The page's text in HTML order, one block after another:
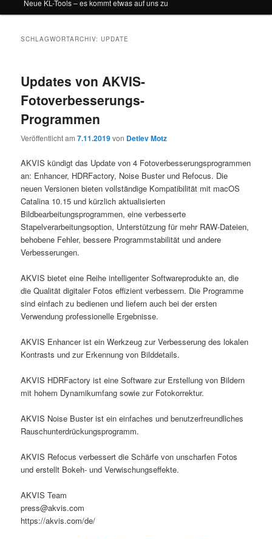
Neue KL-Tools – es kommt etwas auf uns zu
SCHLAGWORTARCHIV:UPDATE
Updates von AKVIS-
Fotoverbesserungs-
Programmen
Veröffentlicht am7.11.2019von Detlev Motz
AKVIS kündigt das Update von 4 Fotoverbesserungsprogrammen
an: Enhancer, HDRFactory, Noise Buster und Refocus. Die
neuen Versionen bieten vollständige Kompatibilität mit macOS
Catalina 10.15 und kürzlich aktualisierten
Bildbearbeitungsprogrammen, eine verbesserte
Stapelverarbeitungsoption, Unterstützung für mehr RAW-Dateien,
behobene Fehler, bessere Programmstabilität und andere
Verbesserungen.
AKVIS bietet eine Reihe intelligenter Softwareprodukte an, die
die Qualität digitaler Fotos effizient verbessern. Die Programme
sind einfach zu bedienen und liefern auch bei der ersten
Verwendung professionelle Ergebnisse.
AKVIS Enhancer ist ein Werkzeug zur Verbesserung des lokalen
Kontrasts und zur Erkennung von Bilddetails.
AKVIS HDRFactory ist eine Software zur Erstellung von Bildern
mit hohem Dynamikumfang sowie zur Fotokorrektur.
AKVIS Noise Buster ist ein einfaches und benutzerfreundliches
Rauschunterdrückungsprogramm.
AKVIS Refocus verbessert die Schärfe von unscharfen Fotos
und erstellt Bokeh- und Verwischungseffekte.
AKVIS Team
press@akvis.com
https://akvis.com/de/